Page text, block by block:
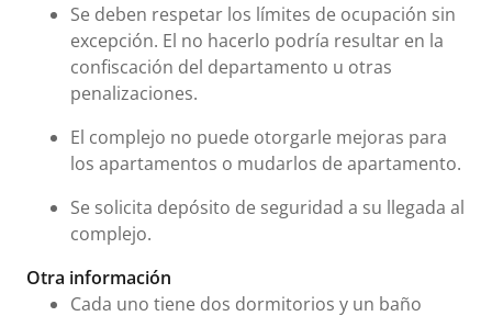
Se deben respetar los límites de ocupación sin
excepción. El no hacerlo podría resultar en la
confiscación del departamento u otras
penalizaciones.
El complejo no puede otorgarle mejoras para
los apartamentos o mudarlos de apartamento.
Se solicita depósito de seguridad a su llegada al
complejo.
Otra información
Cada uno tiene dos dormitorios y un baño